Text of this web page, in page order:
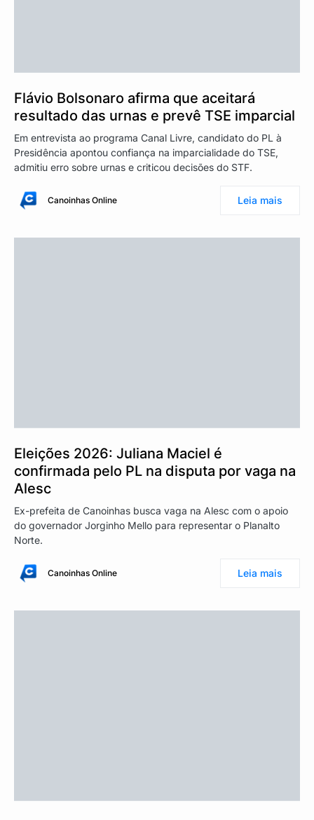
Flávio Bolsonaro afirma que aceitará
resultado das urnas e prevê TSE imparcial
Em entrevista ao programa Canal Livre, candidato do PL à
Presidência apontou confiança na imparcialidade do TSE,
admitiu erro sobre urnas e criticou decisões do STF.
Canoinhas Online Leia mais
Eleições 2026: Juliana Maciel é
confirmada pelo PL na disputa por vaga na
Alesc
Ex-prefeita de Canoinhas busca vaga na Alesc com o apoio
do governador Jorginho Mello para representar o Planalto
Norte.
Canoinhas Online Leia mais